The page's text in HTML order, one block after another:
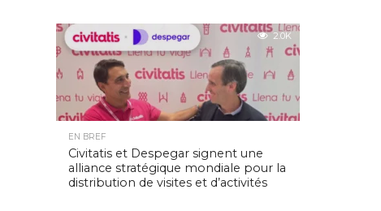
2.0K
EN BREF
Civitatis et Despegar signent une
alliance stratégique mondiale pour la
distribution de visites et d’activités